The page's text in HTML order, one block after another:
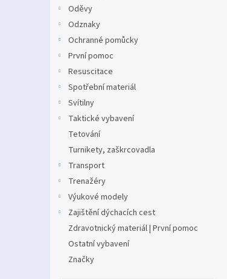
Oděvy
Odznaky
Ochranné pomůcky
První pomoc
Resuscitace
Spotřební materiál
Svítilny
Taktické vybavení
Tetování
Turnikety, zaškrcovadla
Transport
Trenažéry
Výukové modely
Zajištění dýchacích cest
Zdravotnický materiál | První pomoc
Ostatní vybavení
Značky